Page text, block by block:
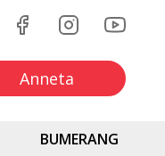
Anneta
BUMERANG